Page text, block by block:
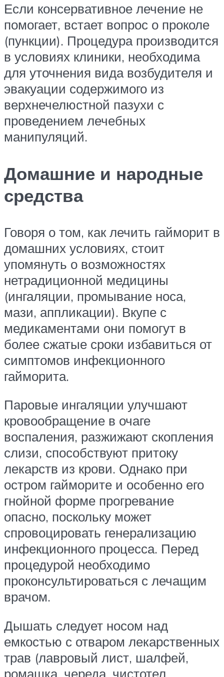
Если консервативное лечение не
помогает, встает вопрос о проколе
(пункции). Процедура производится
в условиях клиники, необходима
для уточнения вида возбудителя и
эвакуации содержимого из
верхнечелюстной пазухи с
проведением лечебных
манипуляций.
Домашние и народные
средства
Говоря о том, как лечить гайморит в
домашних условиях, стоит
упомянуть о возможностях
нетрадиционной медицины
(ингаляции, промывание носа,
мази, аппликации). Вкупе с
медикаментами они помогут в
более сжатые сроки избавиться от
симптомов инфекционного
гайморита.
Паровые ингаляции улучшают
кровообращение в очаге
воспаления, разжижают скопления
слизи, способствуют притоку
лекарств из крови. Однако при
остром гайморите и особенно его
гнойной форме прогревание
опасно, поскольку может
спровоцировать генерализацию
инфекционного процесса. Перед
процедурой необходимо
проконсультироваться с лечащим
врачом.
Дышать следует носом над
емкостью с отваром лекарственных
трав (лавровый лист, шалфей,
ромашка, череда, чистотел,